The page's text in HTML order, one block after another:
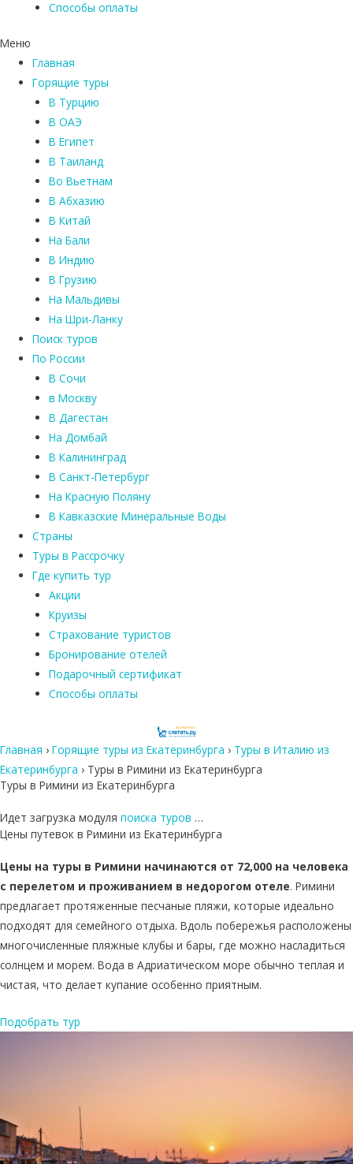
Способы оплаты
Меню
Главная
Горящие туры
В Турцию
В ОАЭ
В Египет
В Таиланд
Во Вьетнам
В Абхазию
В Китай
На Бали
В Индию
В Грузию
На Мальдивы
На Шри-Ланку
Поиск туров
По России
В Сочи
в Москву
В Дагестан
На Домбай
В Калининград
В Санкт-Петербург
На Красную Поляну
В Кавказские Минеральные Воды
Страны
Туры в Рассрочку
Где купить тур
Акции
Круизы
Страхование туристов
Бронирование отелей
Подарочный сертификат
Способы оплаты
Главная › Горящие туры из Екатеринбурга › Туры в Италию из
Екатеринбурга › Туры в Римини из Екатеринбурга
Туры в Римини из Екатеринбурга
Идет загрузка модуля поиска туров …
Цены путевок в Римини из Екатеринбурга
Цены на туры в Римини начинаются от 72,000 на человека
с перелетом и проживанием в недорогом отеле. Римини
предлагает протяженные песчаные пляжи, которые идеально
подходят для семейного отдыха. Вдоль побережья расположены
многочисленные пляжные клубы и бары, где можно насладиться
солнцем и морем. Вода в Адриатическом море обычно теплая и
чистая, что делает купание особенно приятным.
Подобрать тур